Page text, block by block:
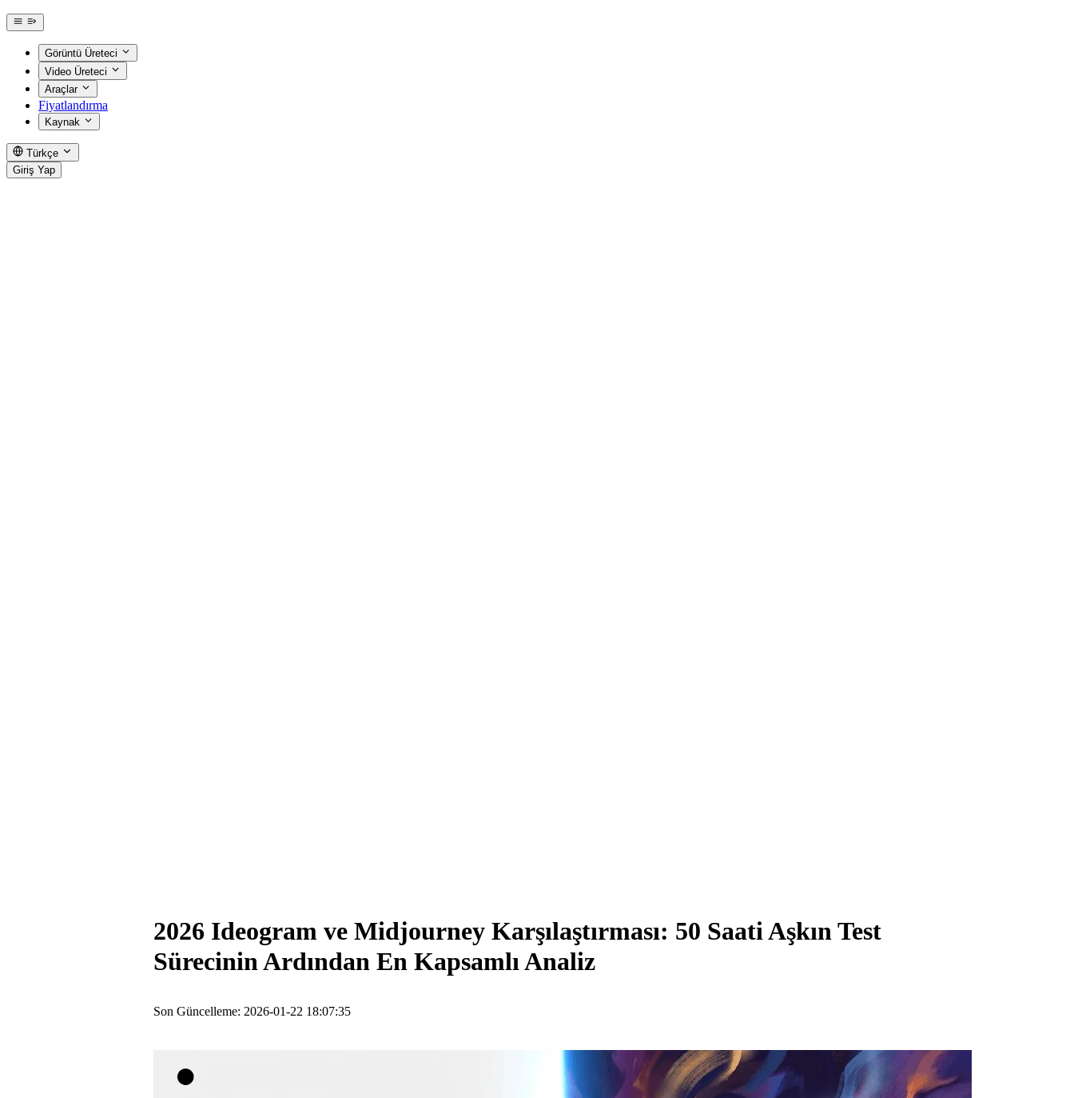
Görüntü Üreteci
Video Üreteci
Araçlar
Fiyatlandırma
Kaynak
Türkçe
Giriş Yap
2026 Ideogram ve Midjourney Karşılaştırması: 50 Saati Aşkın Test
Sürecinin Ardından En Kapsamlı Analiz
Son Güncelleme: 2026-01-22 18:07:35